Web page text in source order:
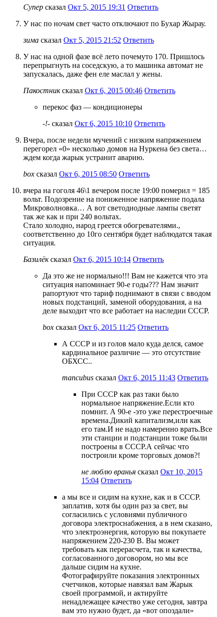
Супер сказал Окт 5, 2015 19:31 Ответить
У нас по ночам свет часто отключают по Бухар Жырау.
зима сказал Окт 5, 2015 21:52 Ответить
У нас на одной фазе всё лето почемуто 170. Пришлось
перепрыгнуть на соседскую, а то машинка автомат не
запускалась, даже фен еле маслал у жены.
Пакостниксказал Окт 6, 2015 00:46 Ответить
перекос фаз — кондиционеры
-!- сказал Окт 6, 2015 10:10 Ответить
Вчера, после недели мучений с низким напряжением
перегорел «0» несколько домов на Нуркена без света…
ждем когда жарык устранит аварию.
box сказал Окт 6, 2015 08:50 Ответить
вчера на гоголя 46\1 вечером после 19:00 померил = 185
вольт. Подозрение на пониженное напряжение подала
Микроволновка… А вот светодиодные лампы светят
так же как и при 240 вольтах.
Стало холодно, народ греется обогревателями.,
соответственно до 10го сентября будет наблюдатся такая
ситуация.
Базилёксказал Окт 6, 2015 10:14 Ответить
Да это же не нормально!!! Вам не кажется что эта
ситуация напоминает 90-е годы??? Нам значит
рапортуют что тариф поднимают в связи с вводом
новых подстанций, заменой оборудования, а на
деле выходит что все работает на наследии СССР.
box сказал Окт 6, 2015 11:25 Ответить
А СССР и из голов мало куда делся, самое
кардинальное различие — это отсутствие
ОБХСС..
mancubus сказал Окт 6, 2015 11:43 Ответить
При СССР как раз таки было
нормальное напряжение.Если кто
помнит. А 90-е -это уже перестроечные
времена.Дикий капитализм,или как
его там.И не надо намеренно врать.Все
эти станции и подстанции тоже были
построены в СССР.А сейчас что
построили кроме торговых домов?!
не люблю вранья сказал Окт 10, 2015
15:04 Ответить
а мы все и сидим на кухне, как и в СССР.
заплатив, хотя бы один раз за свет, вы
согласились с условиями публичного
договора электроснабжения, а в нем сказано,
что электроэнергия, которую вы покупаете
напряжением 220-230 В. Вы может
требовать как перерасчета, так и качества,
согласованного договором, но мы все
дальше сидим на кухне.
Фотографируйте показания электронных
счетчиков, которые навязал вам Жарык
своей программой, и актируйте
ненадлежащее качество уже сегодня, завтра
вам это нужно будет, да «вот опоздали»